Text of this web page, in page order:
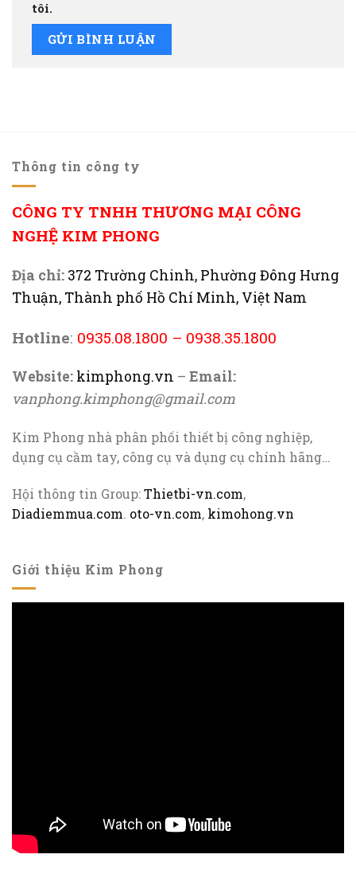
tôi.
Thông tin công ty
CÔNG TY TNHH THƯƠNG MẠI CÔNG
NGHỆ KIM PHONG
Địa chỉ: 372 Trường Chinh, Phường Đông Hưng
Thuận, Thành phố Hồ Chí Minh, Việt Nam
Hotline: 0935.08.1800 – 0938.35.1800
Website: kimphong.vn – Email:
vanphong.kimphong@gmail.com
Kim Phong nhà phân phối thiết bị công nghiệp,
dụng cụ cầm tay, công cụ và dụng cụ chính hãng…
Hội thông tin Group:Thietbi-vn.com,
Diadiemmua.com. oto-vn.com, kimohong.vn
Giới thiệu Kim Phong